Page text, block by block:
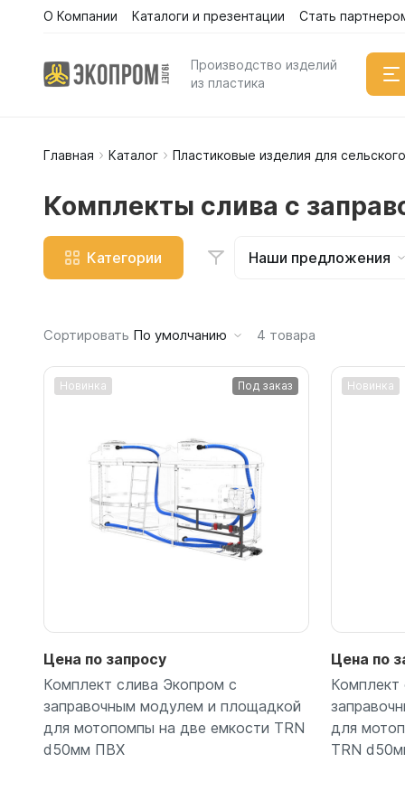
Каталог
О Компании Каталоги и презентации Стать
Производство изделий
из пластика
Емкости
Емкости
Емкости
Емкости
Емкости
Емкости
Емкости
Емкости
Емкости
Емкости
Емкости
Главная Каталог Пластиковые изделия для
Комплекты слива с
Категории Наши предложения
Сортировать По умолчанию 4 товара
Новинка Под заказ
Цена по запросу
Комплект слива Экопром с
заправочным модулем и площадкой
для мотопомпы на две емкости TRN
d50мм ПВХ
Новинка
Цена по
Комплект
для
TRN